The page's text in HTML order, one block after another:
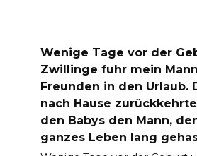
Wenige Tage vor der
Zwillinge fuhr mein
Freunden in den Urlaub.
nach Hause
den Babys den Mann,
ganzes Leben lang